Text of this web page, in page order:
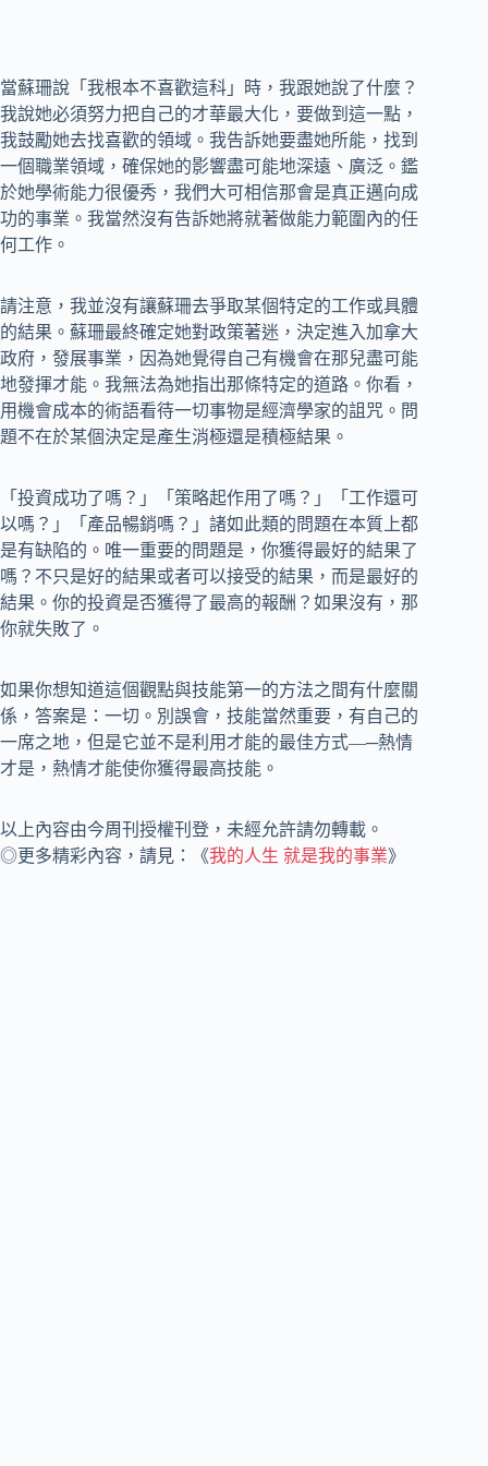
當蘇珊說「我根本不喜歡這科」時，我跟她說了什麼？
我說她必須努力把自己的才華最大化，要做到這一點，
我鼓勵她去找喜歡的領域。我告訴她要盡她所能，找到
一個職業領域，確保她的影響盡可能地深遠、廣泛。鑑
於她學術能力很優秀，我們大可相信那會是真正邁向成
功的事業。我當然沒有告訴她將就著做能力範圍內的任
何工作。
請注意，我並沒有讓蘇珊去爭取某個特定的工作或具體
的結果。蘇珊最終確定她對政策著迷，決定進入加拿大
政府，發展事業，因為她覺得自己有機會在那兒盡可能
地發揮才能。我無法為她指出那條特定的道路。你看，
用機會成本的術語看待一切事物是經濟學家的詛咒。問
題不在於某個決定是產生消極還是積極結果。
「投資成功了嗎？」「策略起作用了嗎？」「工作還可
以嗎？」「產品暢銷嗎？」諸如此類的問題在本質上都
是有缺陷的。唯一重要的問題是，你獲得最好的結果了
嗎？不只是好的結果或者可以接受的結果，而是最好的
結果。你的投資是否獲得了最高的報酬？如果沒有，那
你就失敗了。
如果你想知道這個觀點與技能第一的方法之間有什麼關
係，答案是：一切。別誤會，技能當然重要，有自己的
一席之地，但是它並不是利用才能的最佳方式—─熱情
才是，熱情才能使你獲得最高技能。
以上內容由今周刊授權刊登，未經允許請勿轉載。
◎更多精彩內容，請見：《我的人生 就是我的事業》